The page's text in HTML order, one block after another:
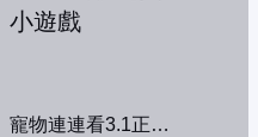
寵物連連看3.1正式版